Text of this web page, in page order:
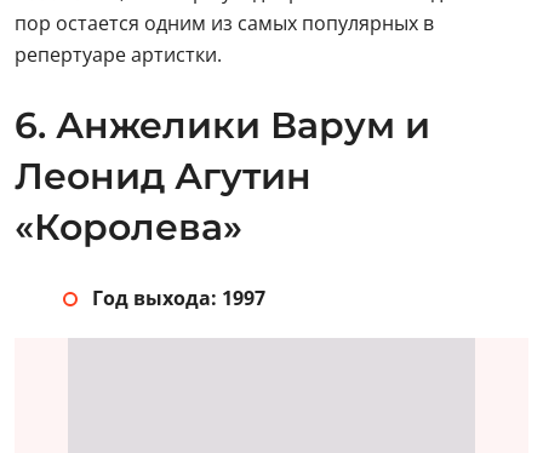
пор остается одним из самых популярных в
репертуаре артистки.
6. Анжелики Варум и
Леонид Агутин
«Королева»
Год выхода: 1997